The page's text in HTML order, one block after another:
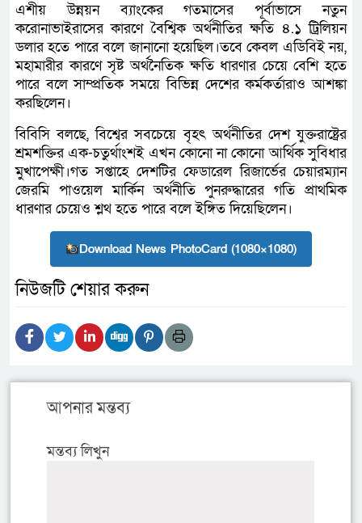
এশীয় উন্নয়ন ব্যাংকের গতমাসের পূর্বাভাসে নতুন
করোনাভাইরাসের কারণে বৈশ্বিক অর্থনীতির ক্ষতি ৪.১ ট্রিলিয়ন
ডলার হতে পারে বলে জানানো হয়েছিল।তবে কেবল এডিবিই নয়,
মহামারীর কারণে সৃষ্ট অর্থনৈতিক ক্ষতি ধারণার চেয়ে বেশি হতে
পারে বলে সাম্প্রতিক সময়ে বিভিন্ন দেশের কর্মকর্তারাও আশঙ্কা
করছিলেন।
বিবিসি বলছে, বিশ্বের সবচেয়ে বৃহৎ অর্থনীতির দেশ যুক্তরাষ্ট্রের
শ্রমশক্তির এক-চতুর্থাংশই এখন কোনো না কোনো আর্থিক সুবিধার
মুখাপেক্ষী।গত সপ্তাহে দেশটির ফেডারেল রিজার্ভের চেয়ারম্যান
জেরমি পাওয়েল মার্কিন অর্থনীতি পুনরুদ্ধারের গতি প্রাথমিক
ধারণার চেয়েও শ্লথ হতে পারে বলে ইঙ্গিত দিয়েছিলেন।
Download News PhotoCard (1080×1080)
নিউজটি শেয়ার করুন
আপনার মন্তব্য
মন্তব্য লিখুন